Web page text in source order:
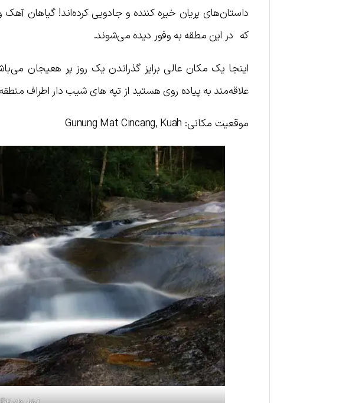
داستان‌های پریان خیره کننده و جادویی کرده‌اند! گیاهان
که در این مطقه به وفور دیده می‌شوند.
اینجا یک مکان عالی برایز گذراندن یک روز پر هعیجان
علاقه‌مند به پیاده روی هستید از تپه های شیب دار اطراف منطقه
موقعیت مکانی: Gunung Mat Cincang, Kuah